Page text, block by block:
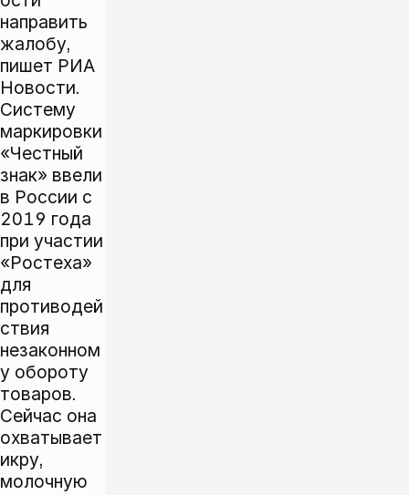
направить
жалобу,
пишет РИА
Новости.
Систему
маркировки
«Честный
знак» ввели
в России с
2019 года
при участии
«Ростеха»
для
противодей
ствия
незаконном
у обороту
товаров.
Сейчас она
охватывает
икру,
молочную